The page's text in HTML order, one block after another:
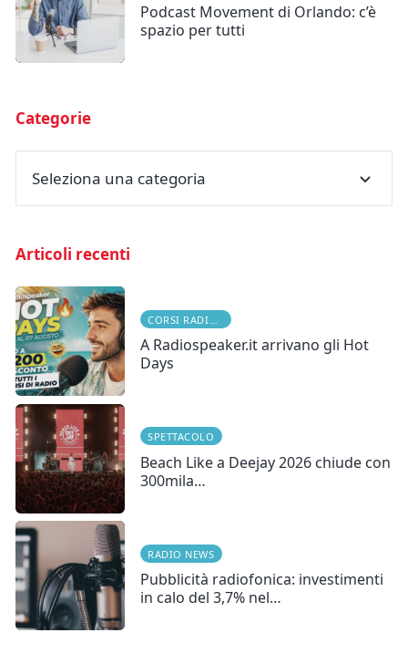
Podcast Movement di Orlando: c’è
spazio per tutti
Categorie
Seleziona una categoria
Articoli recenti
A Radiospeaker.it arrivano gli Hot
Days
SPETTACOLO
Beach Like a Deejay 2026 chiude con
300mila…
RADIO NEWS
Pubblicità radiofonica: investimenti
in calo del 3,7% nel…